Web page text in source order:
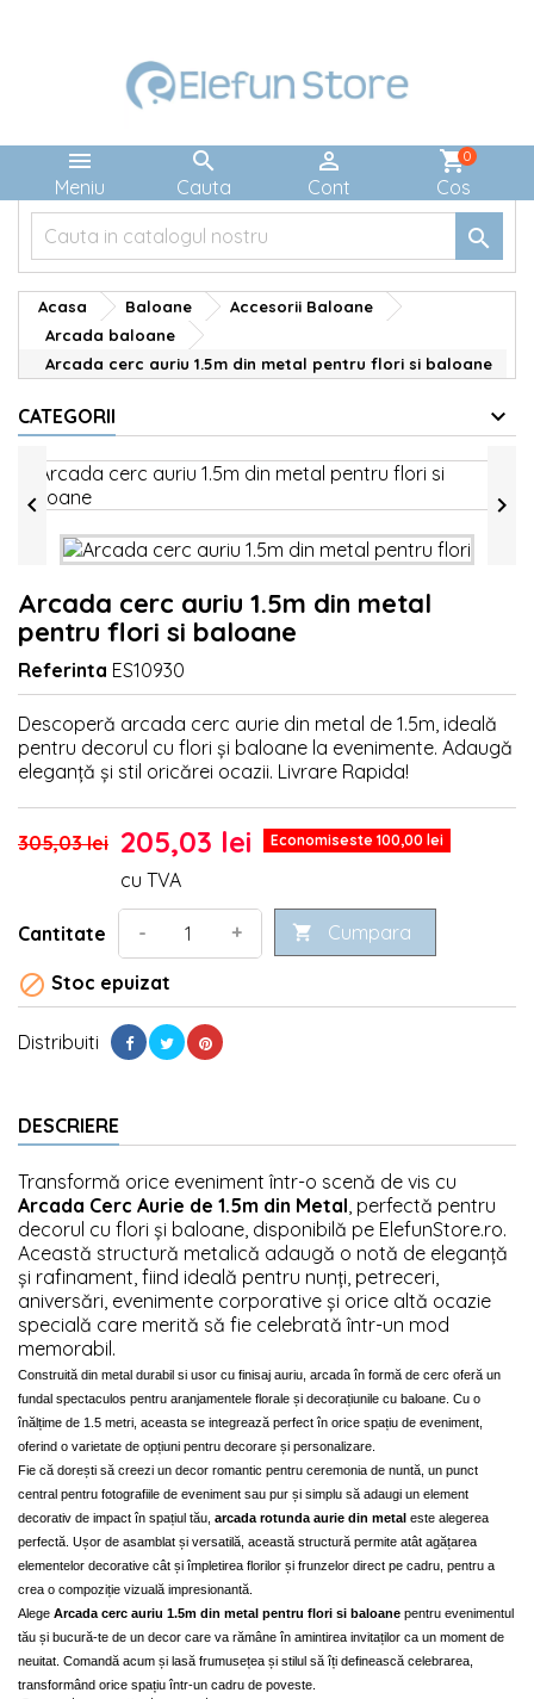

Meniu

Cauta

Cont
shopping_cart
Cos
0

Acasa Baloane
Accesorii Baloane
Arcada baloane
Arcada cerc auriu 1.5m din metal pentru flori si baloane
CATEGORII
 
Arcada cerc auriu 1.5m din metal
pentru flori si baloane
Referinta ES10930
Descoperă arcada cerc aurie din metal de 1.5m, ideală
pentru decorul cu flori și baloane la evenimente. Adaugă
eleganță și stil oricărei ocazii. Livrare Rapida!
305,03 lei 205,03 lei Economiseste 100,00 lei
cu TVA
Cantitate - +  Cumpara
 Stoc epuizat
Distribuiti
DESCRIERE
Transformă orice eveniment într-o scenă de vis cu
Arcada Cerc Aurie de 1.5m din Metal , perfectă pentru
decorul cu flori și baloane, disponibilă pe ElefunStore.ro.
Această structură metalică adaugă o notă de eleganță
și rafinament, fiind ideală pentru nunți, petreceri,
aniversări, evenimente corporative și orice altă ocazie
specială care merită să fie celebrată într-un mod
memorabil.
Construită din metal durabil si usor cu finisaj auriu, arcada în formă de cerc oferă un
fundal spectaculos pentru aranjamentele florale și decorațiunile cu baloane. Cu o
înălțime de 1.5 metri, aceasta se integrează perfect în orice spațiu de eveniment,
oferind o varietate de opțiuni pentru decorare și personalizare.
Fie că dorești să creezi un decor romantic pentru ceremonia de nuntă, un punct
central pentru fotografiile de eveniment sau pur și simplu să adaugi un element
decorativ de impact în spațiul tău, arcada rotunda aurie din metal este alegerea
perfectă. Ușor de asamblat și versatilă, această structură permite atât agățarea
elementelor decorative cât și împletirea florilor și frunzelor direct pe cadru, pentru a
crea o compoziție vizuală impresionantă.
Alege Arcada cerc auriu 1.5m din metal pentru flori si baloane pentru evenimentul
tău și bucură-te de un decor care va rămâne în amintirea invitaților ca un moment de
neuitat. Comandă acum și lasă frumusețea și stilul să îți definească celebrarea,
transformând orice spațiu într-un cadru de poveste.